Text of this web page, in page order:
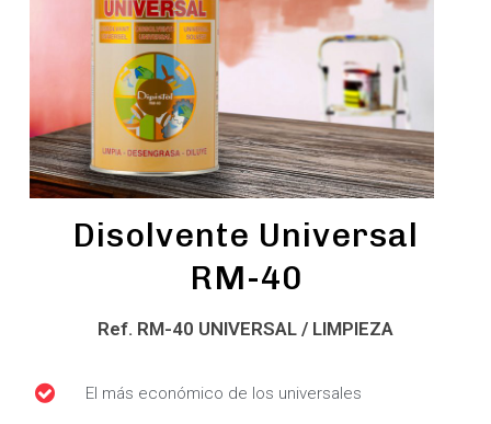
Disolvente Universal
RM-40
Ref. RM-40 UNIVERSAL / LIMPIEZA
El más económico de los universales